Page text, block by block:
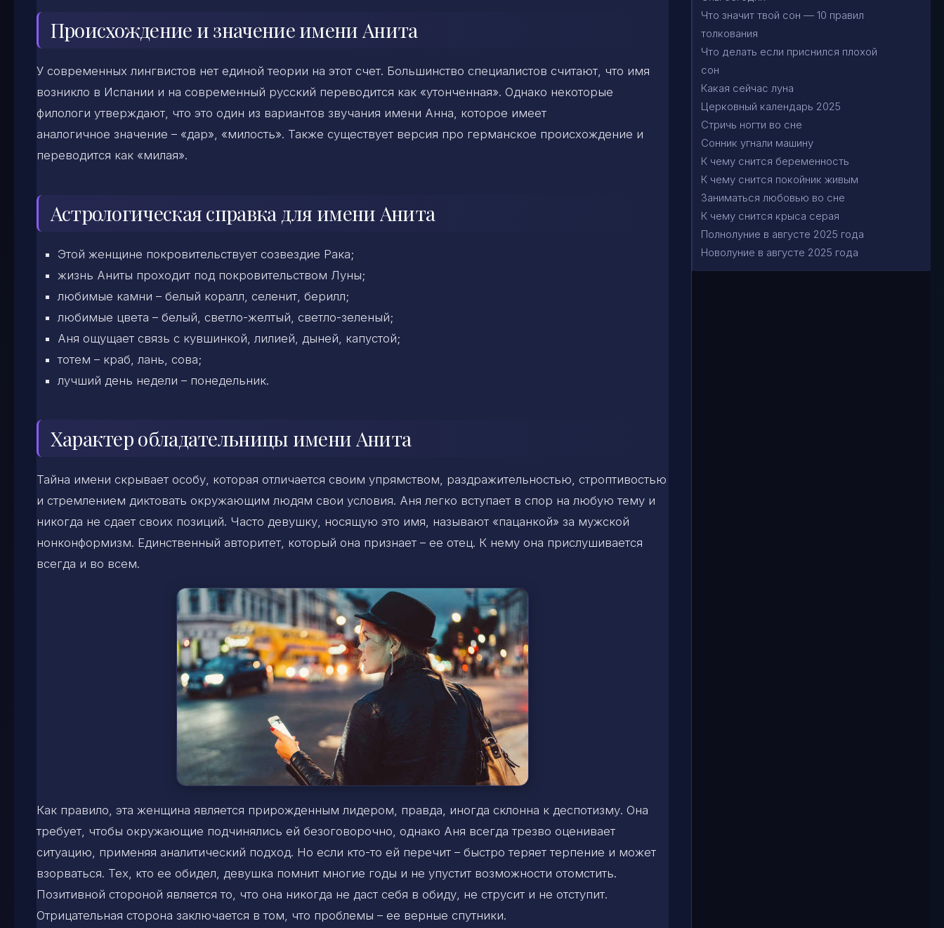
Происхождение и значение имени Анита
У современных лингвистов нет единой теории на этот счет. Большинство специалистов считают, что имя
возникло в Испании и на современный русский переводится как «утонченная». Однако некоторые
филологи утверждают, что это один из вариантов звучания имени Анна, которое имеет
аналогичное значение – «дар», «милость». Также существует версия про германское происхождение и
переводится как «милая».
Астрологическая справка для имени Анита
Этой женщине покровительствует созвездие Рака;
жизнь Аниты проходит под покровительством Луны;
любимые камни – белый коралл, селенит, берилл;
любимые цвета – белый, светло-желтый, светло-зеленый;
Аня ощущает связь с кувшинкой, лилией, дыней, капустой;
тотем – краб, лань, сова;
лучший день недели – понедельник.
Характер обладательницы имени Анита
Тайна имени скрывает особу, которая отличается своим упрямством, раздражительностью, строптивостью
и стремлением диктовать окружающим людям свои условия. Аня легко вступает в спор на любую тему и
никогда не сдает своих позиций. Часто девушку, носящую это имя, называют «пацанкой» за мужской
нонконформизм. Единственный авторитет, который она признает – ее отец. К нему она прислушивается
всегда и во всем.
Как правило, эта женщина является прирожденным лидером, правда, иногда склонна к деспотизму. Она
требует, чтобы окружающие подчинялись ей безоговорочно, однако Аня всегда трезво оценивает
ситуацию, применяя аналитический подход. Но если кто-то ей перечит – быстро теряет терпение и может
взорваться. Тех, кто ее обидел, девушка помнит многие годы и не упустит возможности отомстить.
Позитивной стороной является то, что она никогда не даст себя в обиду, не струсит и не отступит.
Отрицательная сторона заключается в том, что проблемы – ее верные спутники.
Что значит твой сон — 10 правил
толкования
Что делать если приснился плохой
сон
Какая сейчас луна
Церковный календарь 2025
Стричь ногти во сне
Сонник угнали машину
К чему снится беременность
К чему снится покойник живым
Заниматься любовью во сне
К чему снится крыса серая
Полнолуние в августе 2025 года
Новолуние в августе 2025 года